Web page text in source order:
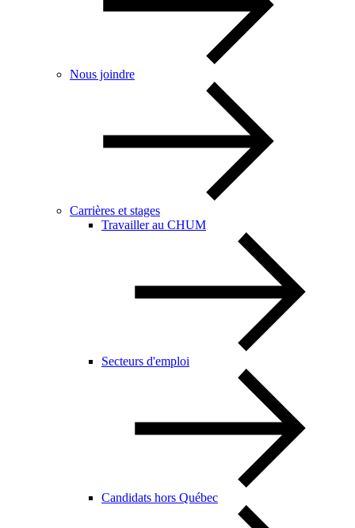
Nous joindre
Carrières et stages
Travailler au CHUM
Secteurs d'emploi
Candidats hors Québec